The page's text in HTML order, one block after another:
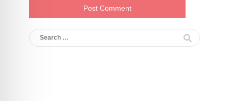
Search
for: